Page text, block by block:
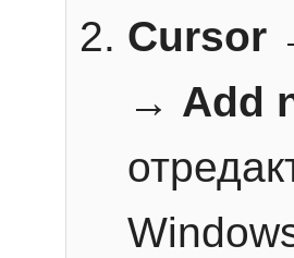
Cursor
→ Add